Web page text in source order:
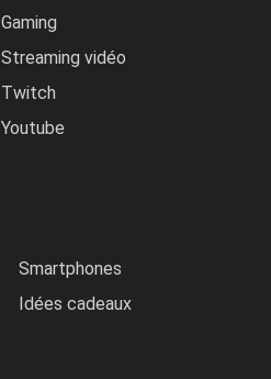
Gaming
Streaming vidéo
Twitch
Youtube
Smartphones
Idées cadeaux